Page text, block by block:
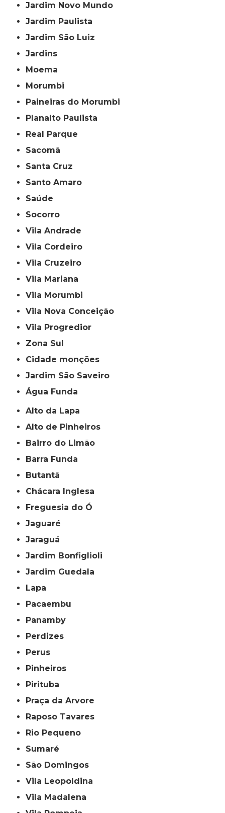
Jardim Novo Mundo
Jardim Paulista
Jardim São Luiz
Jardins
Moema
Morumbi
Paineiras do Morumbi
Planalto Paulista
Real Parque
Sacomã
Santa Cruz
Santo Amaro
Saúde
Socorro
Vila Andrade
Vila Cordeiro
Vila Cruzeiro
Vila Mariana
Vila Morumbi
Vila Nova Conceição
Vila Progredior
Zona Sul
cidade monções
jardim São Saveiro
Água Funda
Alto da Lapa
Alto de Pinheiros
Bairro do Limão
Barra Funda
Butantã
Chácara Inglesa
Freguesia do Ó
Jaguaré
Jaraguá
Jardim Bonfiglioli
Jardim Guedala
Lapa
Pacaembu
Panamby
Perdizes
Perus
Pinheiros
Pirituba
Praça da Arvore
Raposo Tavares
Rio Pequeno
Sumaré
São Domingos
Vila Leopoldina
Vila Madalena